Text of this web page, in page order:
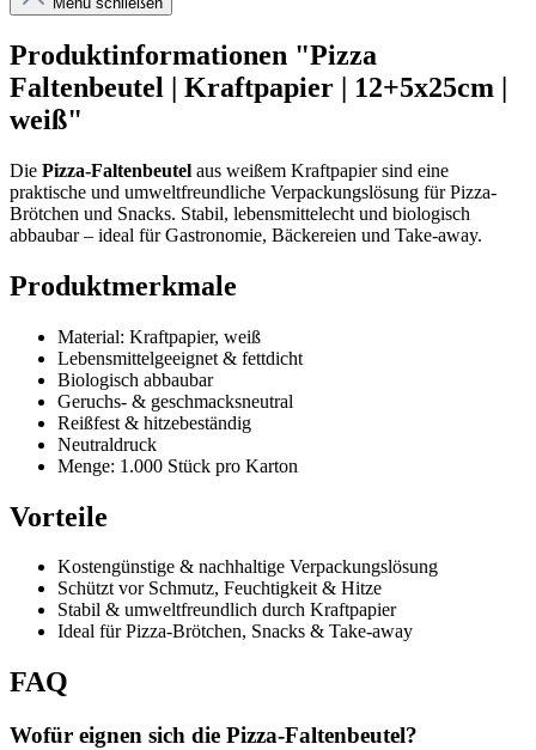
Produktinformationen "Pizza
Faltenbeutel | Kraftpapier | 12+5x25cm |
weiß"
Die Pizza-Faltenbeutel aus weißem Kraftpapier sind eine
praktische und umweltfreundliche Verpackungslösung für Pizza-
Brötchen und Snacks. Stabil, lebensmittelecht und biologisch
abbaubar – ideal für Gastronomie, Bäckereien und Take-away.
Produktmerkmale
Material: Kraftpapier, weiß
Lebensmittelgeeignet & fettdicht
Biologisch abbaubar
Geruchs- & geschmacksneutral
Reißfest & hitzebeständig
Neutraldruck
Menge: 1.000 Stück pro Karton
Vorteile
Kostengünstige & nachhaltige Verpackungslösung
Schützt vor Schmutz, Feuchtigkeit & Hitze
Stabil & umweltfreundlich durch Kraftpapier
Ideal für Pizza-Brötchen, Snacks & Take-away
FAQ
Wofür eignen sich die Pizza-Faltenbeutel?